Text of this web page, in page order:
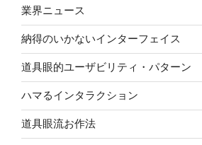
業界ニュース
納得のいかないインターフェイス
道具眼的ユーザビリティ・パターン
ハマるインタラクション
道具眼流お作法